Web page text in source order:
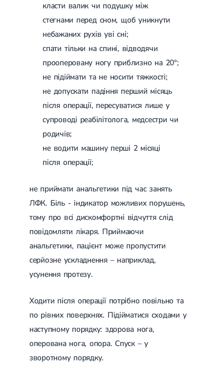
класти валик чи подушку між
стегнами перед сном, щоб уникнути
небажаних рухів уві сні;
спати тільки на спині, відводячи
прооперовану ногу приблизно на 20°;
не підіймати та не носити тяжкості;
не допускати падіння перший місяць
після операції, пересуватися лише у
супроводі реабілітолога, медсестри чи
родичів;
не водити машину перші 2 місяці
після операції;
не приймати анальгетики під час занять
ЛФК. Біль - індикатор можливих порушень,
тому про всі дискомфортні відчуття слід
повідомляти лікаря. Приймаючи
анальгетики, пацієнт може пропустити
серйозне ускладнення – наприклад,
усунення протезу.
Ходити після операції потрібно повільно та
по рівних поверхнях. Підійматися сходами у
наступному порядку: здорова нога,
оперована нога, опора. Спуск – у
зворотному порядку.